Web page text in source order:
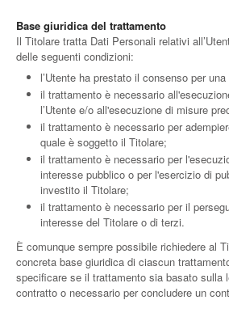
Base giuridica del trattamento
Il Titolare tratta Dati Personali relativi
delle seguenti condizioni:
l’Utente ha prestato il consenso per
il trattamento è necessario
l’Utente e/o all'esecuzione di misure
il trattamento è necessario per
quale è soggetto il Titolare;
il trattamento è necessario per
interesse pubblico o per l'esercizio di
investito il Titolare;
il trattamento è necessario per il
interesse del Titolare o di terzi.
È comunque sempre possibile richiedere al
concreta base giuridica di ciascun
specificare se il trattamento sia basato sulla
contratto o necessario per concludere un